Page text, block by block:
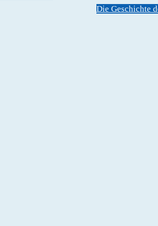
Die Geschichte